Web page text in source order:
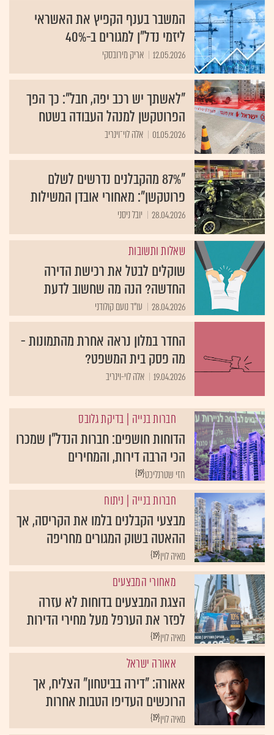
המשבר בענף הקפיץ את האשראי
ליזמי נדל"ן למגורים ב-40%
12.05.2026 אריק מירובסקי
"לאשתך יש רכב יפה, חבל": כך הפך
הפרוטקשן למנהל העבודה בשטח
01.05.2026 אלה לוי־וינריב
"87% מהקבלנים נדרשים לשלם
פרוטקשן": מאחורי אובדן המשילות
28.04.2026 יובל ניסני
שאלות ותשובות
שוקלים לבטל את רכישת הדירה
החדשה? הנה מה שחשוב לדעת
28.04.2026 עו"ד נועם קולודני
החדר במלון נראה אחרת מהתמונות -
מה פסק בית המשפט?
19.04.2026 אלה לוי-וינריב
חברות בנייה | בדיקת גלובס
הדוחות חושפים: חברות הנדל"ן שמכרו
הכי הרבה דירות, והמחירים
{19}חזי שטרנליכט
חברות בנייה | ניתוח
מבצעי הקבלנים בלמו את הקריסה, אך
ההאטה בשוק המגורים מחריפה
{19}מאיה לוין
מאחורי המבצעים
הצגת המבצעים בדוחות לא עזרה
לפזר את הערפל מעל מחירי הדירות
{19}מאיה לוין
אאורה ישראל
אאורה: "דירה בביטחון" הצליח, אך
הרוכשים העדיפו הטבות אחרות
{19}מאיה לוין